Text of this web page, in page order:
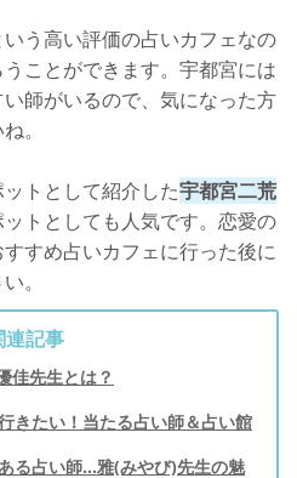
う高い評価の占いカフェなの
ことができます。宇都宮には
師がいるので、気になった方
。
トとして紹介した宇都宮二荒
トとしても人気です。恋愛の
すめ占いカフェに行った後に
。
連記事
佳先生とは？
きたい！当たる占い師＆占い館
る占い師…雅(みやび)先生の魅